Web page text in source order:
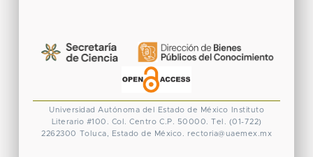
Universidad Autónoma del Estado de México
Instituto
Literario #100. Col. Centro C.P. 50000. Tel. (01-722)
2262300 Toluca, Estado de México. rectoria@uaemex.mx